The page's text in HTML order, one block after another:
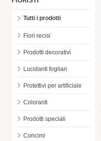
Tutti i prodotti
Fiori recisi
Prodotti decorativi
Lucidanti fogliari
Protettivi per artificiale
Coloranti
Prodotti speciali
Concimi